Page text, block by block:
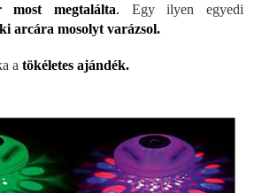
most megtalálta. Egy ilyen egyedi
arcára mosolyt varázsol.
a tökéletes ajándék.